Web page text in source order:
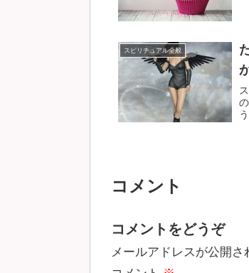
スピリチュアル全般
コメント
コメントをどうぞ
メールアドレスが公開さ